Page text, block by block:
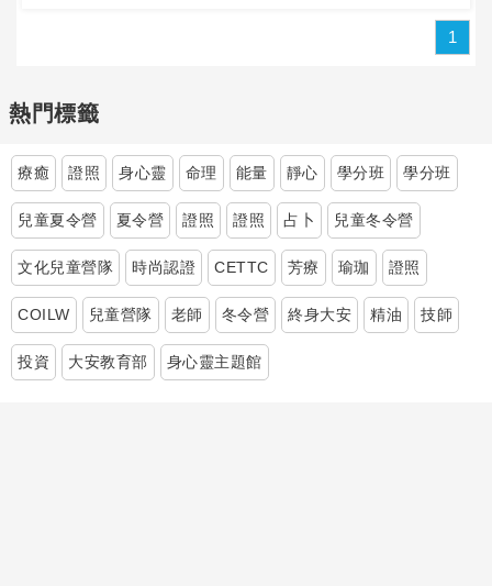
1
熱門標籤
療癒 證照 身心靈 命理 能量 靜心 學分班 學分班
兒童夏令營 夏令營 證照 證照 占卜 兒童冬令營
文化兒童營隊 時尚認證 CETTC 芳療 瑜珈 證照
COILW 兒童營隊 老師 冬令營 終身大安 精油 技師
投資 大安教育部 身心靈主題館